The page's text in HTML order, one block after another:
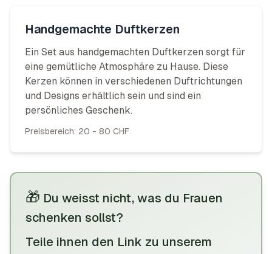
Handgemachte Duftkerzen
Ein Set aus handgemachten Duftkerzen sorgt für
eine gemütliche Atmosphäre zu Hause. Diese
Kerzen können in verschiedenen Duftrichtungen
und Designs erhältlich sein und sind ein
persönliches Geschenk.
Preisbereich: 20 - 80 CHF
🎁 Du weisst nicht, was du Frauen
schenken sollst?
Teile ihnen den Link zu unserem